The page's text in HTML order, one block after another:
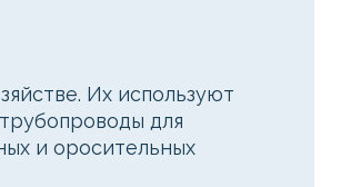
Их используют
для
и оросительных